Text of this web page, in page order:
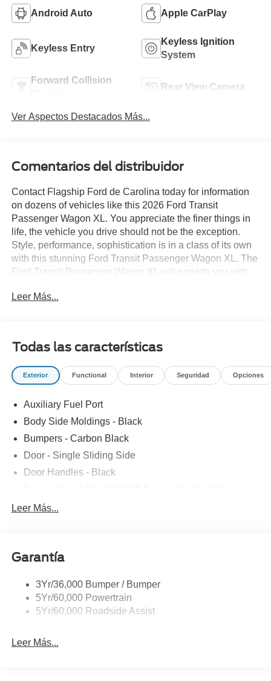
Android Auto Apple CarPlay
Keyless Entry
Keyless Ignition
System
Forward Collision
Rear View Camera
Ver Aspectos Destacados Más...
Comentarios del distribuidor
Contact Flagship Ford de Carolina today for information
on dozens of vehicles like this 2026 Ford Transit
Passenger Wagon XL. You appreciate the finer things in
life, the vehicle you drive should not be the exception.
Style, performance, sophistication is in a class of its own
with this stunning Ford Transit Passenger Wagon XL. The
Ford Transit Passenger Wagon XL will provide you with
Reliability, and Character. Just what you've been looking
for the price and quality.
Leer Más...
Todas las características
Exterior Functional Interior Seguridad Opciones
Auxiliary Fuel Port
Body Side Moldings - Black
Bumpers - Carbon Black
Door - Single Sliding Side
Door Handles - Black
Dual Power Mirrors
Headlamp Courtesy Delay
Single Sliding Side Door
Tire Inflator/Sealant Kit
Leer Más...
Garantía
3Yr/36,000 Bumper / Bumper
5Yr/60,000 Powertrain
5Yr/60,000 Roadside Assist
Leer Más...